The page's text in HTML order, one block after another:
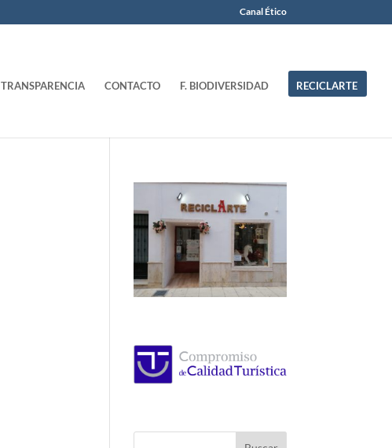
Canal Ético
TRANSPARENCIA CONTACTO F. BIODIVERSIDAD RECICLARTE